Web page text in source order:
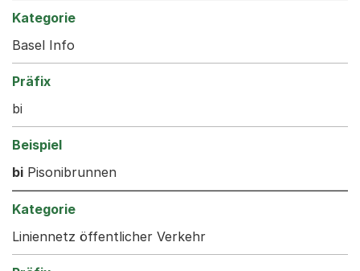
Basel Info
bi
bi Pisonibrunnen
Liniennetz öffentlicher Verkehr